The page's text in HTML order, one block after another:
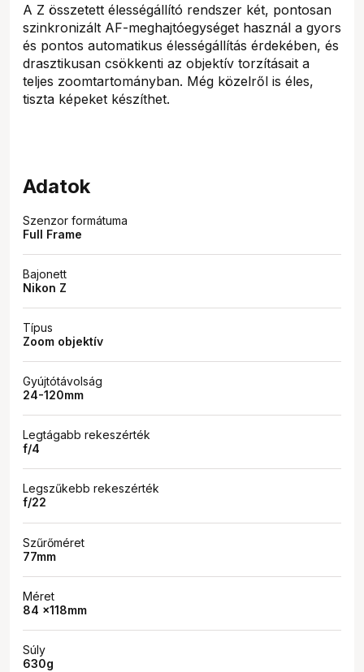
A Z összetett élességállító rendszer két, pontosan
szinkronizált AF-meghajtóegységet használ a gyors
és pontos automatikus élességállítás érdekében, és
drasztikusan csökkenti az objektív torzításait a
teljes zoomtartományban. Még közelről is éles,
tiszta képeket készíthet.
Adatok
Szenzor formátuma
Full Frame
Bajonett
Nikon Z
Típus
Zoom objektív
Gyújtótávolság
24-120mm
Legtágabb rekeszérték
f/4
Legszűkebb rekeszérték
f/22
Szűrőméret
77mm
Méret
84 x118mm
Súly
630g